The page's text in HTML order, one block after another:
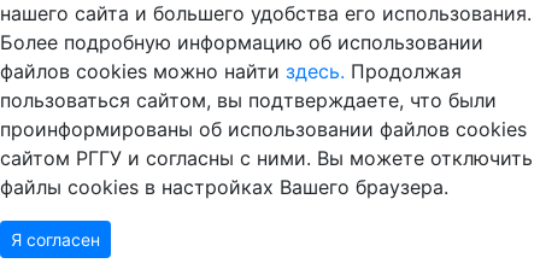
нашего сайта и большего удобства его использования.
Более подробную информацию об использовании
файлов cookies можно найти здесь. Продолжая
пользоваться сайтом, вы подтверждаете, что были
проинформированы об использовании файлов cookies
сайтом РГГУ и согласны с ними. Вы можете отключить
файлы cookies в настройках Вашего браузера.
Я согласен